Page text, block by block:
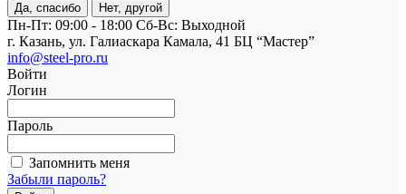
Да, спасибо Нет, другой
Пн-Пт: 09:00 - 18:00 Cб-Вс: Выходной
г. Казань, ул. Галиаскара Камала, 41 БЦ “Мастер”
info@steel-pro.ru
Войти
Логин
Пароль
Запомнить меня
Забыли пароль?